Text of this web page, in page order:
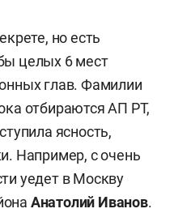
но есть
целых 6 мест
глав. Фамилии
отбираются АП РТ,
ясность,
Например, с очень
уедет в Москву
Анатолий Иванов.